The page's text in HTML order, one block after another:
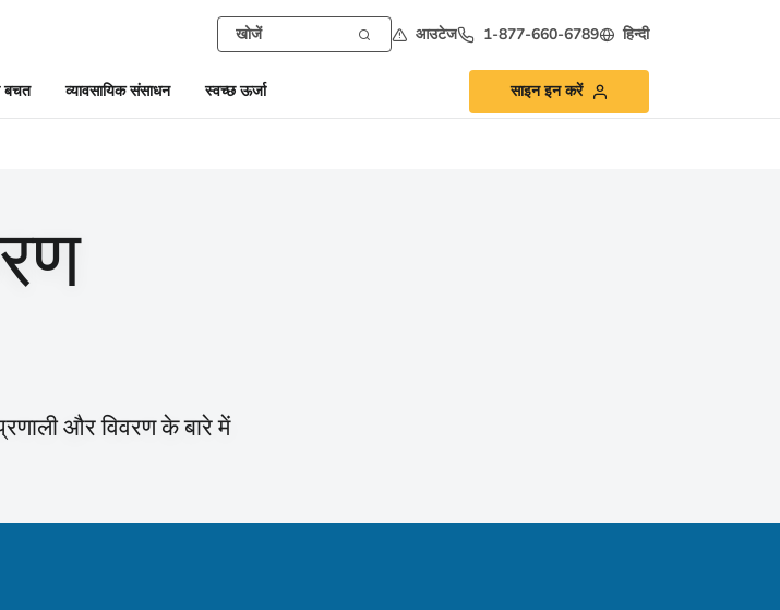
आउटेज 1-877-660-6789 हिन्दी
बचत व्यावसायिक संसाधन स्वच्छ ऊर्जा साइन इन करें
और विवरण के बारे में